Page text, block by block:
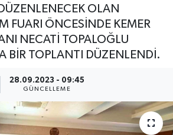
OLAN
FUARI ÖNCESİNDE KEMER
NECATİ TOPALOĞLU
BİR TOPLANTI DÜZENLENDİ.
28.09.2023 - 09:45
GÜNCELLEME